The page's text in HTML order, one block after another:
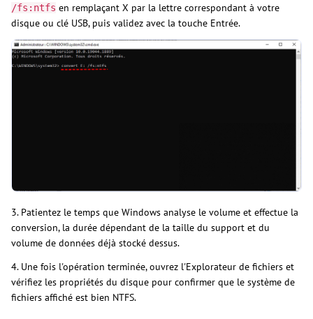
/fs:ntfs en remplaçant X par la lettre correspondant à votre
disque ou clé USB, puis validez avec la touche Entrée.
3. Patientez le temps que Windows analyse le volume et effectue la
conversion, la durée dépendant de la taille du support et du
volume de données déjà stocké dessus.
4. Une fois l'opération terminée, ouvrez l'Explorateur de fichiers et
vérifiez les propriétés du disque pour confirmer que le système de
fichiers affiché est bien NTFS.